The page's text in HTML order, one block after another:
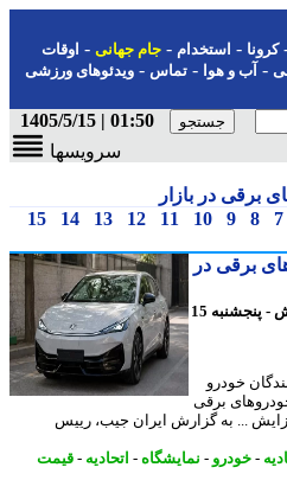
-استخدام- جام جهانی-اوقات
آب و هوا-تماس-ویدئوهای ورزشی
01:50 | 1405/5/15
سرویسها
در بازار
8
9
10
11
12
13
14
15
در
17 ساعت پیش - پنجشنبه 15
خودرو
برقی
... به گزارش ایران جیب، رییس
خودرو-نمایشگاه-اتحادیه-قیمت